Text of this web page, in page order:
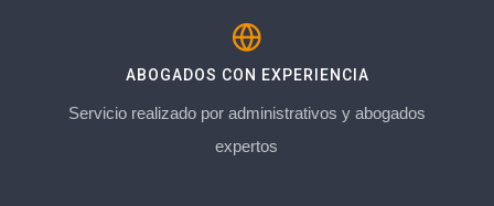
ABOGADOS CON EXPERIENCIA
Servicio realizado por administrativos y abogados
expertos